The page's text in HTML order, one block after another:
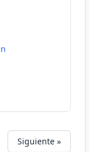
Siguiente »